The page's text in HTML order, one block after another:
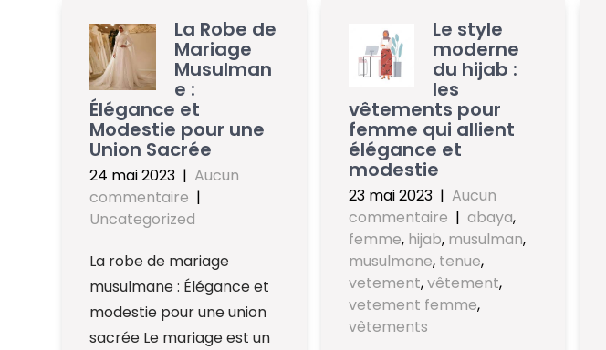
La Robe de
Mariage
Musulman
e :
Élégance et
Modestie pour une
Union Sacrée
24 mai 2023 | Aucun
commentaire |
Uncategorized
La robe de mariage
musulmane : Élégance et
modestie pour une union
sacrée Le mariage est un
Le style
moderne
du hijab :
les
vêtements pour
femme qui allient
élégance et
modestie
23 mai 2023 | Aucun
commentaire | abaya,
femme, hijab, musulman,
musulmane, tenue,
vetement,vêtement,
vetement femme,
vêtements